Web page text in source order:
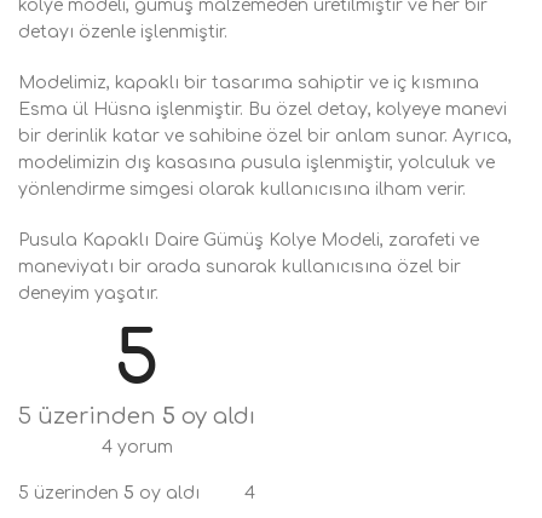
kolye modeli, gümüş malzemeden üretilmiştir ve her bir
detayı özenle işlenmiştir.
Modelimiz, kapaklı bir tasarıma sahiptir ve iç kısmına
Esma ül Hüsna işlenmiştir. Bu özel detay, kolyeye manevi
bir derinlik katar ve sahibine özel bir anlam sunar. Ayrıca,
modelimizin dış kasasına pusula işlenmiştir, yolculuk ve
yönlendirme simgesi olarak kullanıcısına ilham verir.
Pusula Kapaklı Daire Gümüş Kolye Modeli, zarafeti ve
maneviyatı bir arada sunarak kullanıcısına özel bir
deneyim yaşatır.
5
5 üzerinden 5 oy aldı
4 yorum
5 üzerinden 5 oy aldı
4